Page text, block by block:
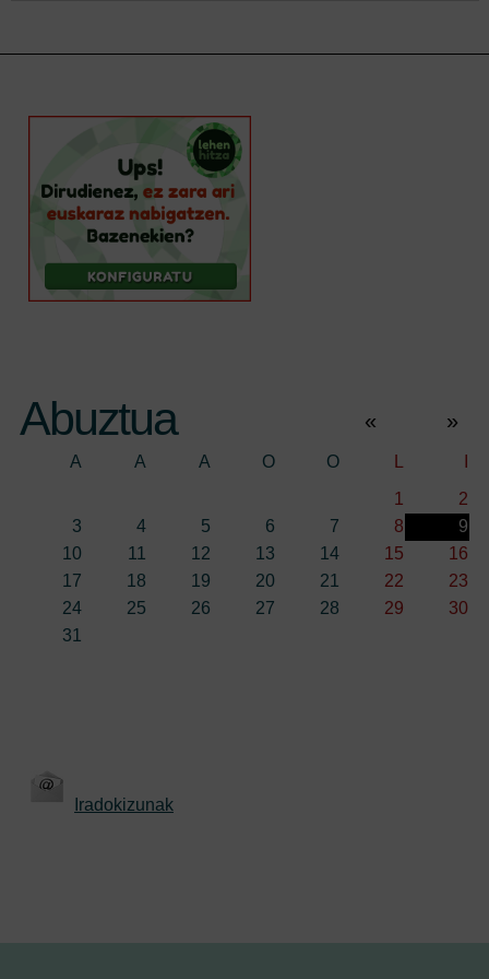
Abuztua « »
A A A O O
1
2
3
4 5 6 7 8
9
10
11 12 13 14 15
16
17
18 19 20 21 22
23
24
25 26 27 28 29
30
31
Iradokizunak